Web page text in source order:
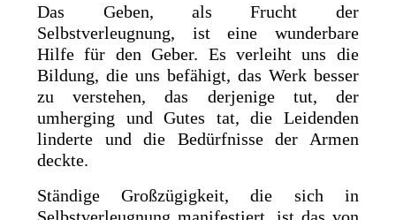
Das Geben, als Frucht der
Selbstverleugnung, ist eine wunderbare
Hilfe für den Geber. Es verleiht uns die
Bildung, die uns befähigt, das Werk besser
zu verstehen, das derjenige tut, der
umherging und Gutes tat, die Leidenden
linderte und die Bedürfnisse der Armen
deckte.
Ständige Großzügigkeit, die sich in